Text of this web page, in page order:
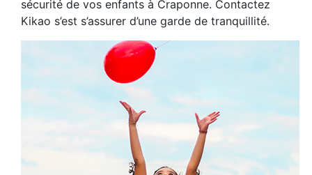
sécurité de vos enfants à Craponne. Contactez
Kikao s’est s’assurer d’une garde de tranquillité.